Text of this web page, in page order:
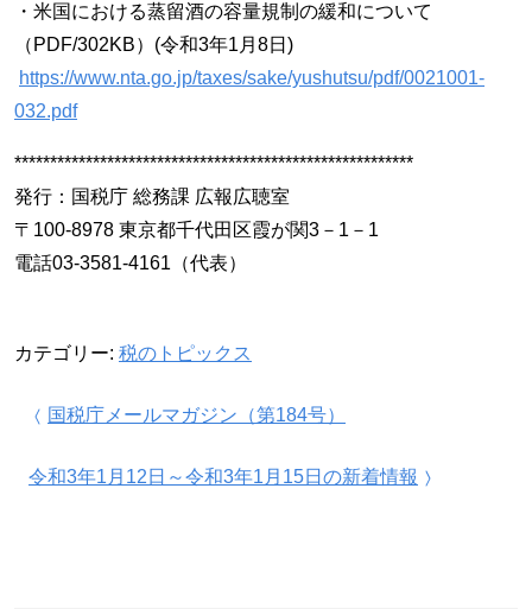
・米国における蒸留酒の容量規制の緩和について
（PDF/302KB）(令和3年1月8日)
https://www.nta.go.jp/taxes/sake/yushutsu/pdf/0021001-
032.pdf
********************************************************
発行：国税庁 総務課 広報広聴室
〒100-8978 東京都千代田区霞が関3－1－1
電話03-3581-4161（代表）
カテゴリー: 税のトピックス
投稿ナビゲーション
国税庁メールマガジン（第184号）
令和3年1月12日～令和3年1月15日の新着情報